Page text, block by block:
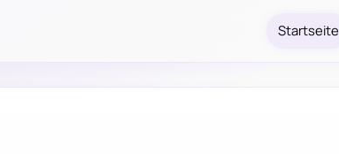
Startseite